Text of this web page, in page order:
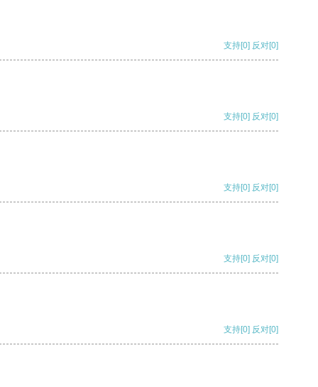
支持[0] 反对[0]
支持[0] 反对[0]
支持[0] 反对[0]
支持[0] 反对[0]
支持[0] 反对[0]